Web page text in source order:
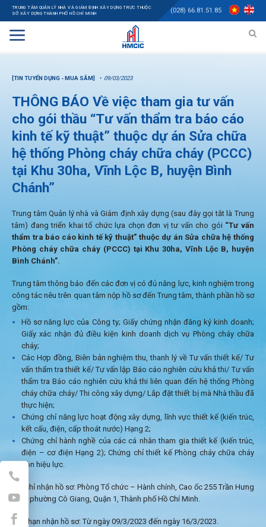
TRUNG TÂM QUẢN LÝ NHÀ VÀ GIÁM ĐỊNH XÂY DỰNG TRỰC THUỘC
SỞ XÂY DỰNG THÀNH PHỐ HỒ CHÍ MINH
(028) 66.81.51.85
[TIN TUYỂN DỤNG - MUA SẮM] 09/03/2023
THÔNG BÁO Về việc tham gia tư vấn
cho gói thầu “Tư vấn thẩm tra báo cáo
kinh tế kỹ thuật” thuộc dự án Sửa chữa
hệ thống Phòng cháy chữa cháy (PCCC)
tại Khu 30ha, Vĩnh Lộc B, huyện Bình
Chánh”
Trung tâm Quản lý nhà và Giám định xây dựng (sau đây gọi tắt là Trung
tâm) đang triển khai tổ chức lựa chọn đơn vị tư vấn cho gói “Tư vấn
thẩm tra báo cáo kinh tế kỹ thuật” thuộc dự án Sửa chữa hệ thống
Phòng cháy chữa cháy (PCCC) tại Khu 30ha, Vĩnh Lộc B, huyện
Bình Chánh”.
Trung tâm thông báo đến các đơn vị có đủ năng lực, kinh nghiệm trong
công tác nêu trên quan tâm nộp hồ sơ đến Trung tâm, thành phần hồ sơ
gồm:
Hồ sơ năng lực của Công ty; Giấy chứng nhận đăng ký kinh doanh;
Giấy xác nhận đủ điều kiện kinh doanh dịch vụ Phòng cháy chữa
cháy;
Các Hợp đồng, Biên bản nghiệm thu, thanh lý về Tư vấn thiết kế/ Tư
vấn thẩm tra thiết kế/ Tư vấn lập Báo cáo nghiên cứu khả thi/ Tư vấn
thẩm tra Báo cáo nghiên cứu khả thi liên quan đến hệ thống Phòng
cháy chữa cháy/ Thi công xây dựng/ Lắp đặt thiết bị mà Nhà thầu đã
thực hiện;
Chứng chỉ năng lực hoạt động xây dựng, lĩnh vực thiết kế (kiến trúc,
kết cấu, điện, cấp thoát nước) Hạng 2;
Chứng chỉ hành nghề của các cá nhân tham gia thiết kế (kiến trúc,
điện – cơ điện Hạng 2); Chứng chỉ thiết kế Phòng cháy chữa cháy
còn hiệu lực.
Địa chỉ nhận hồ sơ: Phòng Tổ chức – Hành chính, Cao ốc 255 Trần Hưng
Đạo, phường Cô Giang, Quận 1, Thành phố Hồ Chí Minh.
Thời hạn nhận hồ sơ: Từ ngày 09/3/2023 đến ngày 16/3/2023.